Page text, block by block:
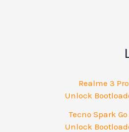
Realme 3 Pro
Unlock
Tecno Spark Go
Unlock